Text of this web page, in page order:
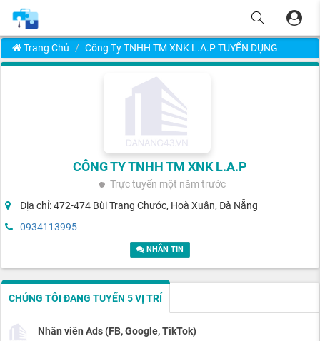
Trang Chủ Công Ty TNHH TM XNK L.A.P TUYỂN DỤNG
CÔNG TY TNHH TM XNK L.A.P
Trực tuyến một năm trước
Địa chỉ: 472-474 Bùi Trang Chước, Hoà Xuân, Đà Nẵng
0934113995
NHẮN TIN
CHÚNG TÔI ĐANG TUYỂN 5 VỊ TRÍ
Nhân viên Ads (FB, Google, TikTok)